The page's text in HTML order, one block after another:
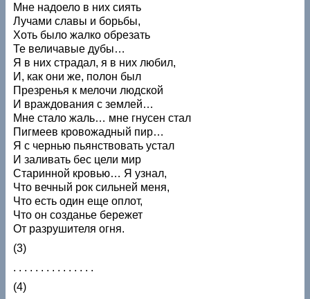
Мне надоело в них сиять
Лучами славы и борьбы,
Хоть было жалко обрезать
Те величавые дубы…
Я в них страдал, я в них любил,
И, как они же, полон был
Презренья к мелочи людской
И враждования с землей…
Мне стало жаль… мне гнусен стал
Пигмеев кровожадный пир…
Я с чернью пьянствовать устал
И заливать бес цели мир
Старинной кровью… Я узнал,
Что вечный рок сильней меня,
Что есть один еще оплот,
Что он созданье бережет
От разрушителя огня.
(3)
. . . . . . . . . . . . . . .
(4)